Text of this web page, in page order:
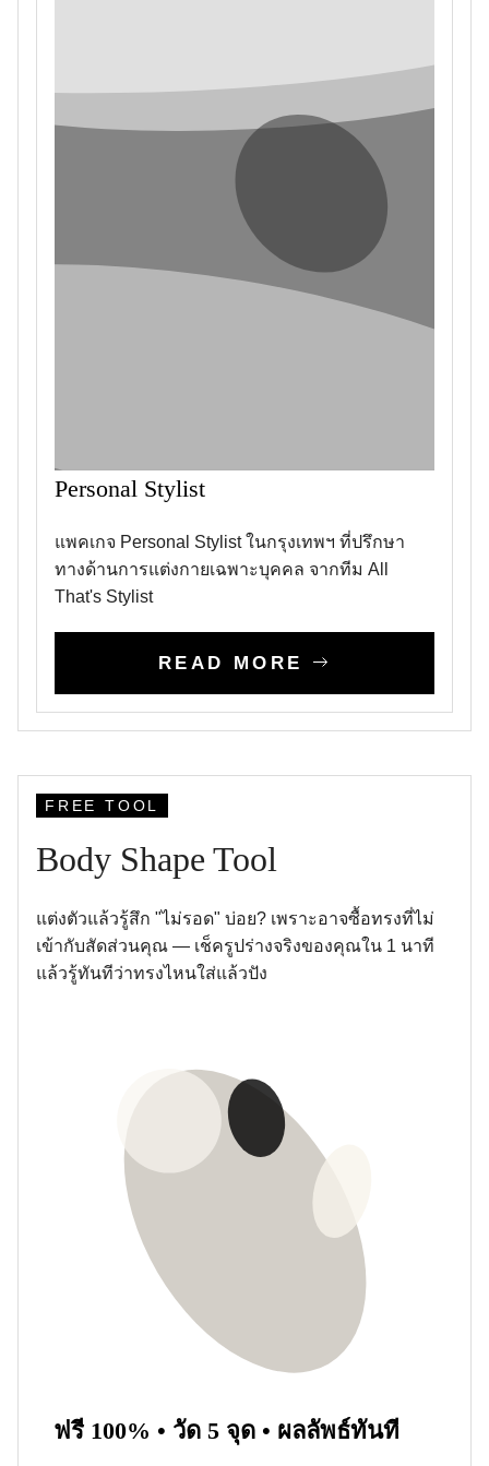
Personal Stylist
แพคเกจ Personal Stylist ในกรุงเทพฯ ที่ปรึกษา
ทางด้านการแต่งกายเฉพาะบุคคล จากทีม All
That's Stylist
READ MORE
FREE TOOL
Body Shape Tool
แต่งตัวแล้วรู้สึก "ไม่รอด" บ่อย? เพราะอาจซื้อทรงที่ไม่
เข้ากับสัดส่วนคุณ — เช็ครูปร่างจริงของคุณใน 1 นาที
แล้วรู้ทันทีว่าทรงไหนใส่แล้วปัง
ฟรี 100% • วัด 5 จุด • ผลลัพธ์ทันที